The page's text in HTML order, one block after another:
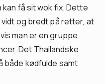
få sit wok fix. Dette
og bredt på retter, at
man er en gruppe
Det Thailandske
både kødfulde samt